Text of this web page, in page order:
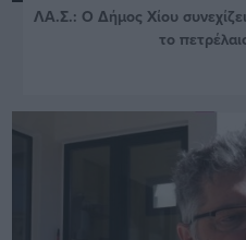
ΛΑ.Σ.: Ο Δήμος Χίου
το